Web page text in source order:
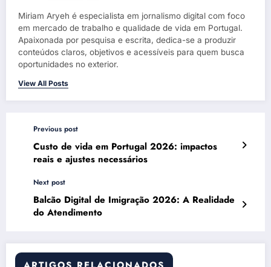
Miriam Aryeh é especialista em jornalismo digital com foco
em mercado de trabalho e qualidade de vida em Portugal.
Apaixonada por pesquisa e escrita, dedica-se a produzir
conteúdos claros, objetivos e acessíveis para quem busca
oportunidades no exterior.
View All Posts
Previous post
Custo de vida em Portugal 2026: impactos
reais e ajustes necessários
Next post
Balcão Digital de Imigração 2026: A Realidade
do Atendimento